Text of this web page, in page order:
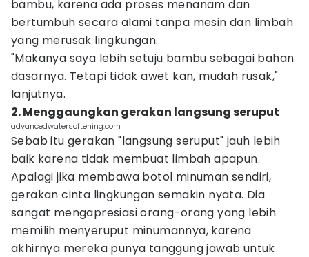
bambu, karena ada proses menanam dan
bertumbuh secara alami tanpa mesin dan limbah
yang merusak lingkungan.
"Makanya saya lebih setuju bambu sebagai bahan
dasarnya. Tetapi tidak awet kan, mudah rusak,"
lanjutnya.
2. Menggaungkan gerakan langsung seruput
advancedwatersoftening.com
Sebab itu gerakan "langsung seruput" jauh lebih
baik karena tidak membuat limbah apapun.
Apalagi jika membawa botol minuman sendiri,
gerakan cinta lingkungan semakin nyata. Dia
sangat mengapresiasi orang-orang yang lebih
memilih menyeruput minumannya, karena
akhirnya mereka punya tanggung jawab untuk